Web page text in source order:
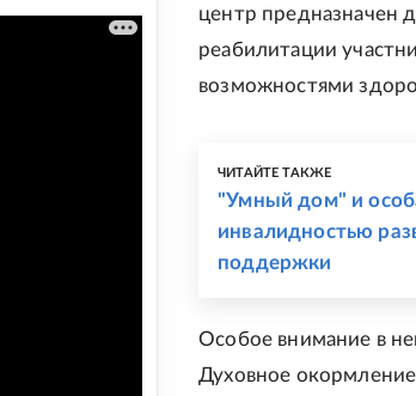
центр предназначен
реабилитации
возможностями
ЧИТАЙТЕ ТАКЖЕ
"Умный дом" и
инвалидностью
поддержки
Особое внимание в
Духовное